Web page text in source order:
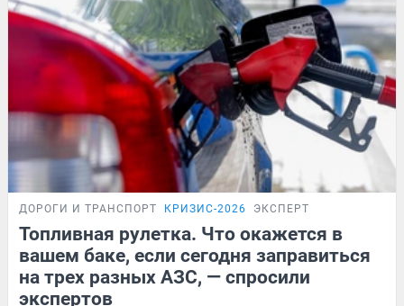
ДОРОГИ И ТРАНСПОРТ КРИЗИС-2026 ЭКСПЕРТ
Топливная рулетка. Что окажется в
вашем баке, если сегодня заправиться
на трех разных АЗС, — спросили
экспертов